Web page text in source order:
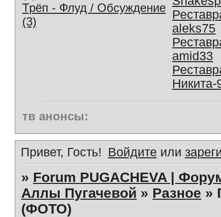
Трёп - Флуд / Обсуждение
(3)
aleks75
amid33
Никита-
тв анонсы:
Привет, Гость! Войдите или
» Forum PUGACHEVA |
Аллы Пугачевой » Разное »
(ФОТО)